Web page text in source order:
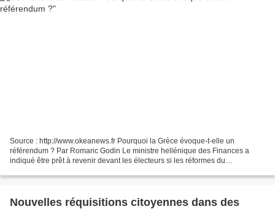
Source : http://www.okeanews.fr Pourquoi la Grèce évoque-t-elle un
référendum ? Par Romaric Godin Le ministre hellénique des Finances a
indiqué être prêt à revenir devant les électeurs si les réformes du
Nouvelles réquisitions citoyennes dans des